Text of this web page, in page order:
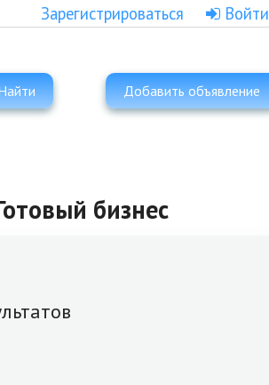
Зарегистрироваться Войти
Добавить объявление
бизнес